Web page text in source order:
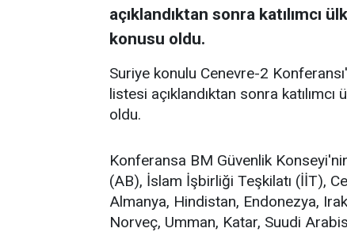
açıklandıktan sonra katılımcı
konusu oldu.
Suriye konulu Cenevre-2
listesi açıklandıktan sonra
oldu.
Konferansa BM Güvenlik
(AB), İslam İşbirliği Teşkilatı (İİT),
Almanya, Hindistan, Endonezya,
Norveç, Umman, Katar, Suudi